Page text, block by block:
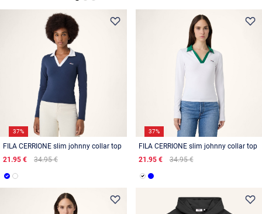
37%
FILA CERRIONE slim johnny collar top
21.95 €
34.95 €
37%
FILA CERRIONE slim johnny collar top
21.95 €
34.95 €